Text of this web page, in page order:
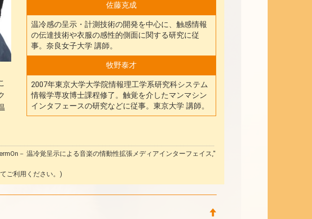
佐藤克成
温冷感の呈示・計測技術の開発を中心に、触感情報
の伝達技術や衣服の感性的側面に関する研究に従
事。奈良女子大学 講師。
牧野泰才
2007年東京大学大学院情報理工学系研究科システム
情報学専攻博士課程修了。触覚を介したマンマシン
インタフェースの研究などに従事。東京大学 講師。
－ 温冷覚呈示による音楽の情動性拡張メディアインターフェイス,"
ご利用ください。)